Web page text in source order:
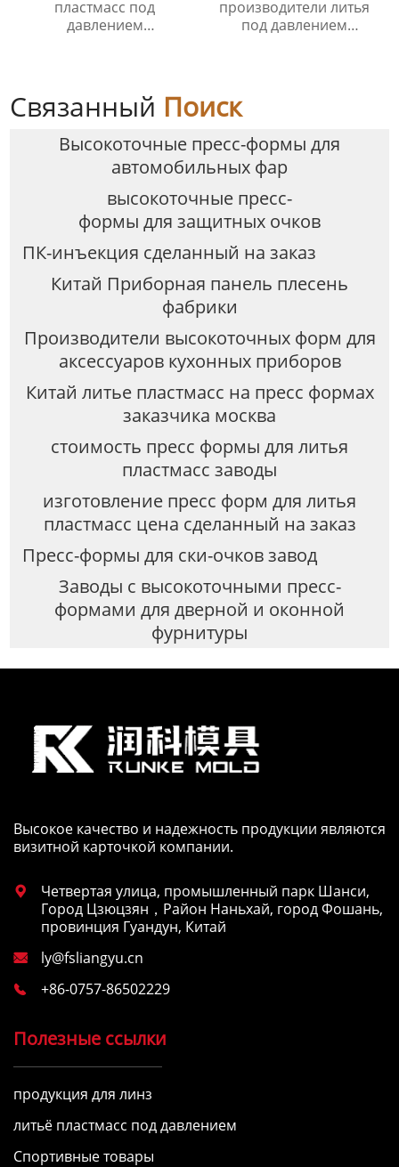
пластмасс под
давлением
производители литья
под давлением
Связанный Поиск
Высокоточные пресс-формы для
автомобильных фар
высокоточные пресс-
формы для защитных очков
ПК-инъекция сделанный на заказ
Китай Приборная панель плесень
фабрики
Производители высокоточных форм для
аксессуаров кухонных приборов
Китай литье пластмасс на пресс формах
заказчика москва
стоимость пресс формы для литья
пластмасс заводы
изготовление пресс форм для литья
пластмасс цена сделанный на заказ
Пресс-формы для ски-очков завод
Заводы с высокоточными пресс-
формами для дверной и оконной
фурнитуры
Высокое качество и надежность продукции являются
визитной карточкой компании.

Четвертая улица, промышленный парк Шанси,
Город Цзюцзян，Район Наньхай, город Фошань,
провинция Гуандун, Китай
 ly@fsliangyu.cn
 +86-0757-86502229
Полезные ссылки
продукция для линз
литьё пластмасс под давлением
Спортивные товары